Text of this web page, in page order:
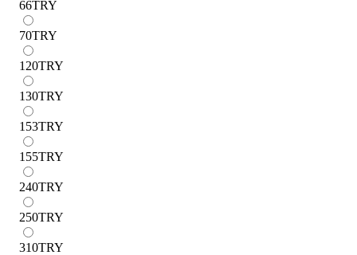
66TRY
70TRY
120TRY
130TRY
153TRY
155TRY
240TRY
250TRY
310TRY